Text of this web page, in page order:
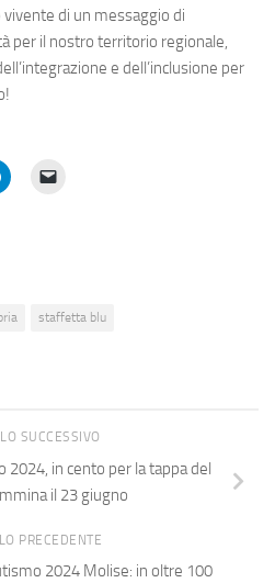
di un messaggio di
per il nostro territorio regionale,
e dell’inclusione per
staffetta blu
SUCCESSIVO
2024, in cento per la tappa del
il 23 giugno
PRECEDENTE
2024 Molise: in oltre 100